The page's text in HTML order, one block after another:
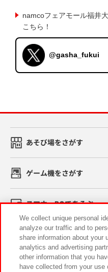
namcoフェアモール福井
こちら！
@gasha_fukui
あそび場をさがす
ゲーム機をさがす
スマホ・PCであそぶ
イベント・キャンペーン
We collect unique personal
analyze our traffic and to
share information about your
analytics and advertising
other information that you
have collected from your